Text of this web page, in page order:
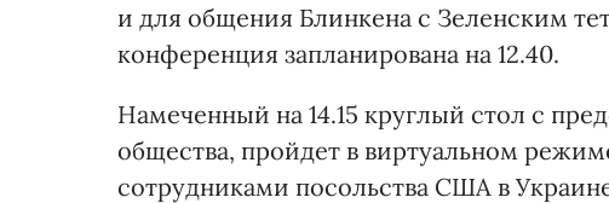
и для общения Блинкена с Зеленским
конференция запланирована на 12.40.
Намеченный на 14.15 круглый стол с
общества, пройдет в виртуальном
сотрудниками посольства США в